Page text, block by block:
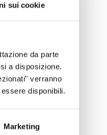
sui cookie
da parte
a disposizione.
verranno
disponibili.
Marketing